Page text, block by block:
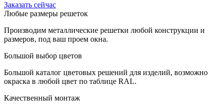
Заказать сейчас
Любые размеры решеток
Производим металлические решетки любой конструкции и
размеров, под ваш проем окна.
Большой выбор цветов
Большой каталог цветовых решений для изделий, возможно
окраска в любой цвет по таблице RAL.
Качественный монтаж